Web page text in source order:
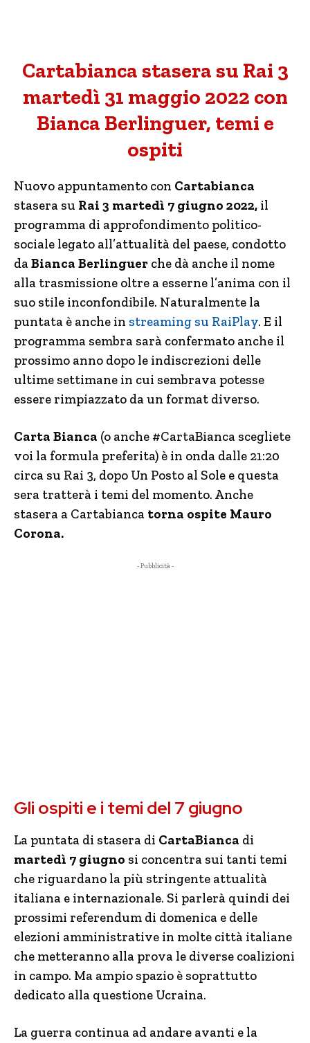
Cartabianca stasera su Rai 3
martedì 31 maggio 2022 con
Bianca Berlinguer, temi e
ospiti
Nuovo appuntamento con Cartabianca
stasera su Rai 3 martedì 7 giugno 2022, il
programma di approfondimento politico-
sociale legato all’attualità del paese, condotto
daBianca Berlinguer che dà anche il nome
alla trasmissione oltre a esserne l’anima con il
suo stile inconfondibile. Naturalmente la
puntata è anche in streaming su RaiPlay. E il
programma sembra sarà confermato anche il
prossimo anno dopo le indiscrezioni delle
ultime settimane in cui sembrava potesse
essere rimpiazzato da un format diverso.
Carta Bianca (o anche #CartaBianca scegliete
voi la formula preferita) è in onda dalle 21:20
circa su Rai 3, dopo Un Posto al Sole e questa
sera tratterà i temi del momento. Anche
stasera a Cartabianca torna ospite Mauro
Corona.
- Pubblicità -
Gli ospiti e i temi del 7 giugno
La puntata di stasera di CartaBianca di
martedì 7 giugno si concentra sui tanti temi
che riguardano la più stringente attualità
italiana e internazionale. Si parlerà quindi dei
prossimi referendum di domenica e delle
elezioni amministrative in molte città italiane
che metteranno alla prova le diverse coalizioni
in campo. Ma ampio spazio è soprattutto
dedicato alla questione Ucraina.
La guerra continua ad andare avanti e la